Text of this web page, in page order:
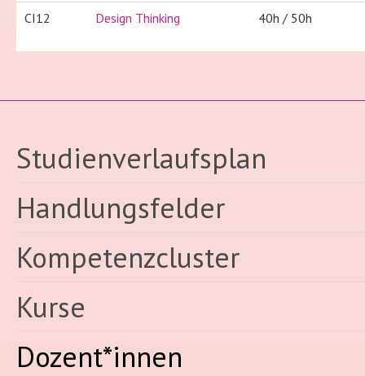
CI12 Design Thinking 40h / 50h
Studienverlaufsplan
Handlungsfelder
Kompetenzcluster
Kurse
Dozent*innen